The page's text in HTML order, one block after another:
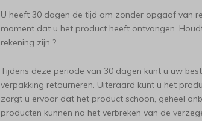
U heeft 30 dagen de tijd om zonder opgaaf van
moment dat u het product heeft ontvangen.
rekening zijn ?
Tijdens deze periode van 30 dagen kunt u uw
verpakking retourneren. Uiteraard kunt u het
zorgt u ervoor dat het product schoon, geheel
producten kunnen na het verbreken van de